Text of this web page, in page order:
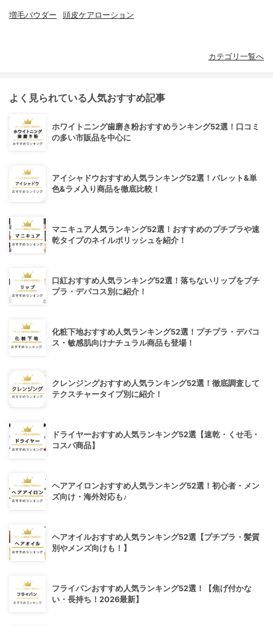
増毛パウダー 頭皮ケアローション
カテゴリ一覧へ
よく見られている人気おすすめ記事
ホワイトニング歯磨き粉おすすめランキング52選！口コミ
の多い市販品を中心に
アイシャドウおすすめ人気ランキング52選！パレット&単
色&ラメ入り商品を徹底比較！
マニキュア人気ランキング52選！おすすめのプチプラや速
乾タイプのネイルポリッシュを紹介！
口紅おすすめ人気ランキング52選！落ちないリップをプチ
プラ・デパコス別に紹介！
化粧下地おすすめ人気ランキング52選！プチプラ・デパコ
ス・敏感肌向けナチュラル商品も登場！
クレンジングおすすめ人気ランキング52選！徹底調査して
テクスチャータイプ別に紹介！
ドライヤーおすすめ人気ランキング52選【速乾・くせ毛・
コスパ商品】
ヘアアイロンおすすめ人気ランキング52選！初心者・メン
ズ向け・海外対応も♪
ヘアオイルおすすめ人気ランキング52選【プチプラ・髪質
別やメンズ向けも！】
フライパンおすすめ人気ランキング52選！【焦げ付かな
い・長持ち！2026最新】